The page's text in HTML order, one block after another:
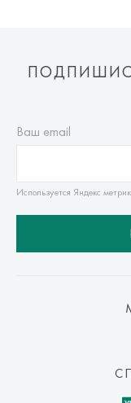
Ваш email
Используется Яндекс